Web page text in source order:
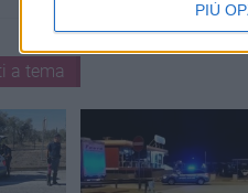
PIÙ
a tema